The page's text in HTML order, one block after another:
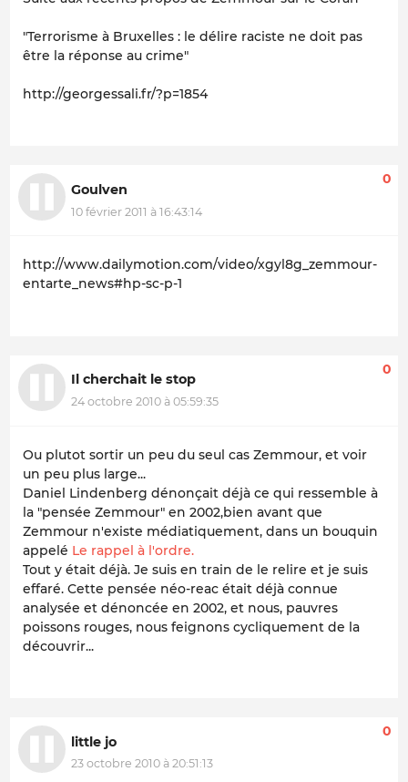
"Terrorisme à Bruxelles : le délire raciste ne doit pas
être la réponse au crime"
http://georgessali.fr/?p=1854
Goulven
10 février 2011 à 16:43:14
0
http://www.dailymotion.com/video/xgyl8g_zemmour-
entarte_news#hp-sc-p-1
Il cherchait le stop
24 octobre 2010 à 05:59:35
0
Ou plutot sortir un peu du seul cas Zemmour, et voir
un peu plus large...
Daniel Lindenberg dénonçait déjà ce qui ressemble à
la "pensée Zemmour" en 2002,bien avant que
Zemmour n'existe médiatiquement, dans un bouquin
appelé Le rappel à l'ordre.
Tout y était déjà. Je suis en train de le relire et je suis
effaré. Cette pensée néo-reac était déjà connue
analysée et dénoncée en 2002, et nous, pauvres
poissons rouges, nous feignons cycliquement de la
découvrir...
little jo
23 octobre 2010 à 20:51:13
0